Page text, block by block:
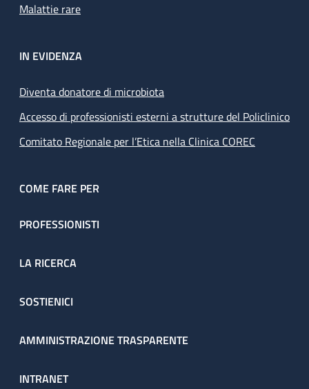
Malattie rare
IN EVIDENZA
Diventa donatore di microbiota
Accesso di professionisti esterni a strutture del Policlinico
Comitato Regionale per l’Etica nella Clinica COREC
COME FARE PER
PROFESSIONISTI
LA RICERCA
SOSTIENICI
AMMINISTRAZIONE TRASPARENTE
INTRANET